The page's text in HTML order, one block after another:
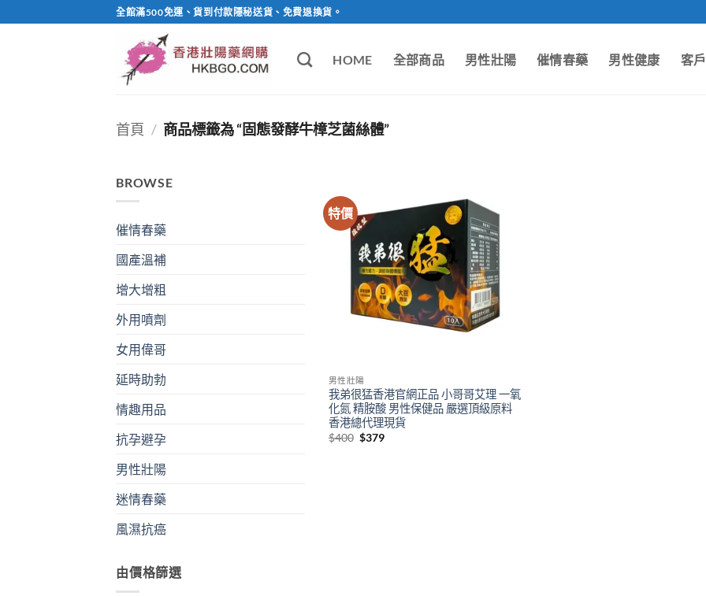
to
全館滿500免運、貨到付款隱秘送貨、免費退換貨。
HOME 全部商品 男性壯陽 催情春藥 男性健康 客
首頁 / 商品標籤為 “固態發酵牛樟芝菌絲體”
BROWSE
催情春藥
國產溫補
增大增粗
外用噴劑
女用偉哥
延時助勃
情趣用品
抗孕避孕
男性壯陽
迷情春藥
風濕抗癌
由價格篩選
特價
男性壯陽
我弟很猛香港官網正品 小哥哥艾理 一氧
化氮 精胺酸 男性保健品 嚴選頂級原料
香港總代理現貨
$400 Original
$379Current